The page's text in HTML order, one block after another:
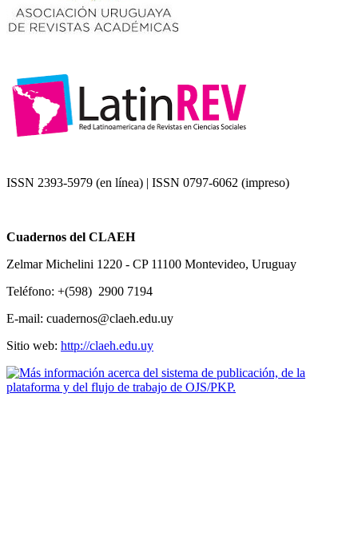
ISSN 2393-5979 (en línea) | ISSN 0797-6062 (impreso)
Cuadernos del CLAEH
Zelmar Michelini 1220 - CP 11100 Montevideo, Uruguay
Teléfono: +(598) 2900 7194
E-mail: cuadernos@claeh.edu.uy
Sitio web: http://claeh.edu.uy